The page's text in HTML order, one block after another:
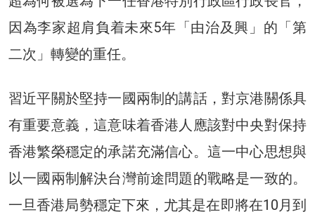
因為李家超肩負着未來5年「由治及興」的「第
二次」轉變的重任。
習近平關於堅持一國兩制的講話，對京港關係具
有重要意義，這意味着香港人應該對中央對保持
香港繁榮穩定的承諾充滿信心。這一中心思想與
以一國兩制解決台灣前途問題的戰略是一致的。
一旦香港局勢穩定下來，尤其是在即將在10月到